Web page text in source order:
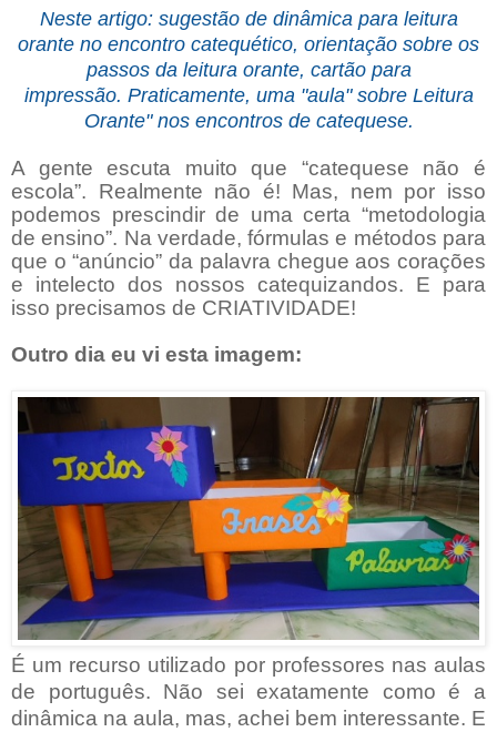
Neste artigo: sugestão de dinâmica para leitura
orante no encontro catequético, orientação sobre os
passos da leitura orante, cartão para
impressão. Praticamente, uma "aula" sobre Leitura
Orante" nos encontros de catequese.
A gente escuta muito que “catequese não é
escola”. Realmente não é! Mas, nem por isso
podemos prescindir de uma certa “metodologia
de ensino”. Na verdade, fórmulas e métodos para
que o “anúncio” da palavra chegue aos corações
e intelecto dos nossos catequizandos. E para
isso precisamos de CRIATIVIDADE!
Outro dia eu vi esta imagem:
É um recurso utilizado por professores nas aulas
de português. Não sei exatamente como é a
dinâmica na aula, mas, achei bem interessante. E